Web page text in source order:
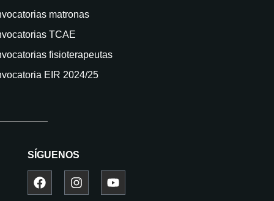
matronas
TCAE
fisioterapeutas
EIR 2024/25
SÍGUENOS